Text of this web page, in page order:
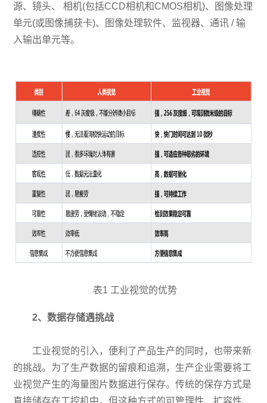
源、镜头、 相机(包括CCD相机和CMOS相机)、图像处理
单元(或图像捕获卡)、图像处理软件、监视器、通讯 / 输
入输出单元等。
表1 工业视觉的优势
2、数据存储遇挑战
工业视觉的引入，便利了产品生产的同时，也带来新
的挑战。为了生产数据的留痕和追溯，生产企业需要将工
业视觉产生的海量图片数据进行保存。传统的保存方式是
直接储存在工控机中，但这种方式的可管理性、扩容性、